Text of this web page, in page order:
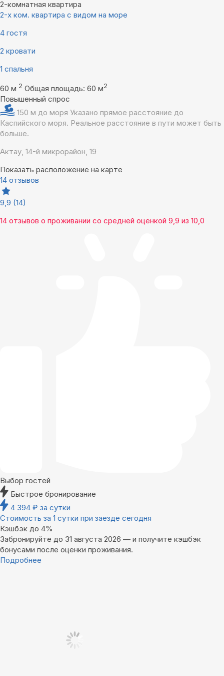
2-комнатная квартира
2-х ком. квартира с видом на море
4 гостя
2 кровати
1 спальня
60 м 2 Общая площадь: 60 м2
Повышенный спрос
150 м до моря Указано прямое расстояние до
Каспийского моря. Реальное расстояние в пути может быть
больше.
Актау, 14-й микрорайон, 19
Показать расположение на карте
14 отзывов
9,9 (14)
14 отзывов о проживании со средней оценкой 9,9 из 10,0
Выбор гостей
Быстрое бронирование
4 394 ₽ за сутки
Стоимость за 1 сутки при заезде сегодня
Кэшбэк до 4%
Забронируйте до 31 августа 2026 — и получите кэшбэк
бонусами после оценки проживания.
Подробнее